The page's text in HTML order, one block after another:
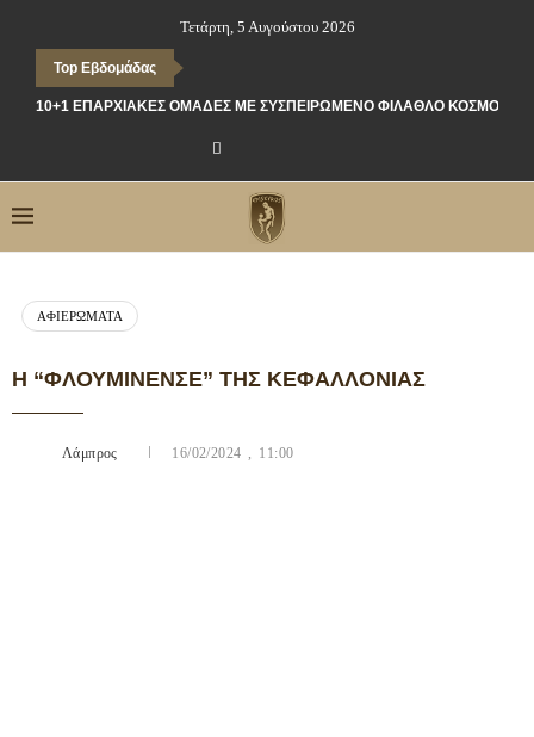
Τετάρτη, 5 Αυγούστου 2026
Top Εβδομάδας
10+1 ΕΠΑΡΧΙΑΚΈΣ ΟΜΆΔΕΣ ΜΕ ΣΥΣΠΕΙΡΩΜΈΝΟ ΦΊΛΑΘΛΟ ΚΌΣΜΟ
ΑΦΙΕΡΏΜΑΤΑ
Η “ΦΛΟΥΜΙΝΈΝΣΕ” ΤΗΣ ΚΕΦΑΛΛΟΝΙΆΣ
Λάμπρος 16/02/2024 , 11:00